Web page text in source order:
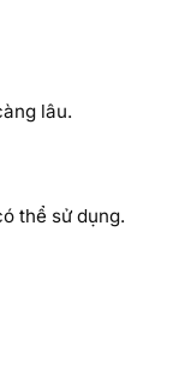
lâu.
thể sử dụng.